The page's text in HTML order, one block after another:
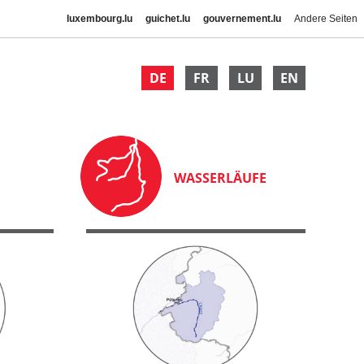
luxembourg.lu guichet.lu gouvernement.lu Andere Seiten
DE FR LU EN
WASSERLÄUFE